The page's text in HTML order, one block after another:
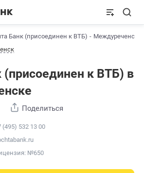
Банк (присоединен к ВТБ)
Междуреченск
(присоединен к ВТБ) в
(495) 532 13 00
№650
Поделиться